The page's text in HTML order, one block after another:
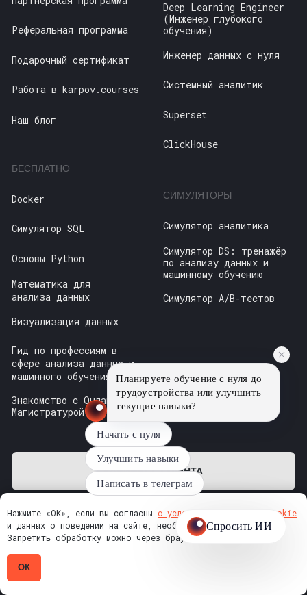
Нажмите «ОК», если вы согласны с условиями обработки cookie
и данных о поведении на сайте, необходимых для аналитики.
Запретить обработку можно через браузер.
ОК
Планируете обучение с нуля до
трудоустройства или улучшить
текущие навыки?
Начать с нуля
Улучшить навыки
Написать в телеграм